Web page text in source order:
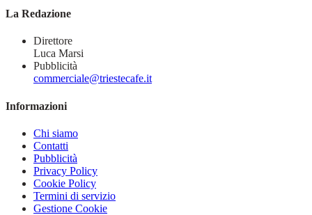
La Redazione
Direttore
Luca Marsi
Pubblicità
commerciale@triestecafe.it
Informazioni
Chi siamo
Contatti
Pubblicità
Privacy Policy
Cookie Policy
Termini di servizio
Gestione Cookie